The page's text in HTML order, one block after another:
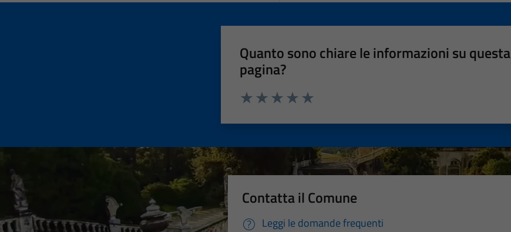
Quanto sono chiare le informazioni su questa
pagina?
Contatta il Comune
Leggi le domande frequenti